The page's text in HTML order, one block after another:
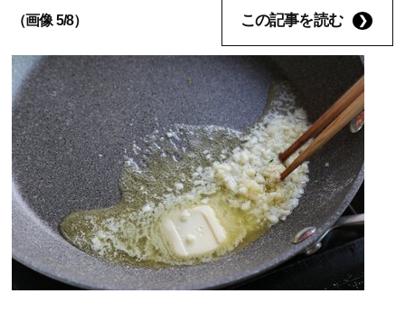
（画像 5/8） この記事を読む